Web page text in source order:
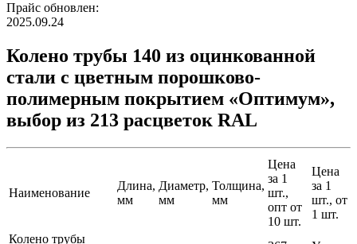
Прайс обновлен:
2025.09.24
Колено трубы 140 из оцинкованной
стали с цветным порошково-
полимерным покрытием «Оптимум»,
выбор из 213 расцветок RAL
Наименование
Длина,
мм
Диаметр,
мм
Толщина,
мм
Цена
за 1
шт.,
опт от
10 шт.
Цена
за 1
шт., от
1 шт.
Колено трубы